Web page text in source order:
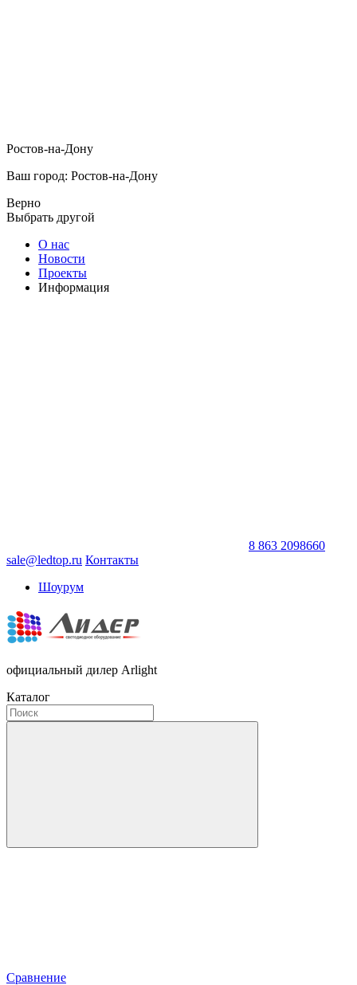
Ростов-на-Дону
Ваш город: Ростов-на-Дону
Верно
Выбрать другой
О нас
Новости
Проекты
Информация
8 863 2098660
sale@ledtop.ru Контакты
Шоурум
официальный дилер Arlight
Каталог
Сравнение